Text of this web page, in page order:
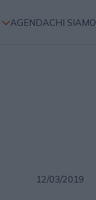
AGENDACHI SIAMO
12/03/2019